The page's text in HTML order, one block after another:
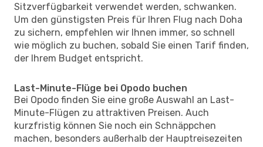
Sitzverfügbarkeit verwendet werden, schwanken.
Um den günstigsten Preis für Ihren Flug nach Doha
zu sichern, empfehlen wir Ihnen immer, so schnell
wie möglich zu buchen, sobald Sie einen Tarif finden,
der Ihrem Budget entspricht.
Last-Minute-Flüge bei Opodo buchen
Bei Opodo finden Sie eine große Auswahl an Last-
Minute-Flügen zu attraktiven Preisen. Auch
kurzfristig können Sie noch ein Schnäppchen
machen, besonders außerhalb der Hauptreisezeiten